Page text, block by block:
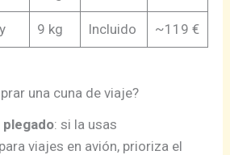
9 kg Incluido ~119 €
una cuna de viaje?
plegado: si la usas
viajes en avión, prioriza el